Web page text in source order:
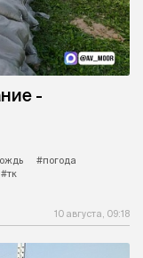
-
#погода
#тк
10 августа, 09:18